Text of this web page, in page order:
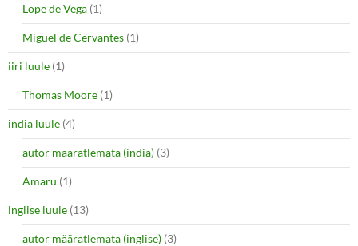
Lope de Vega (1)
Miguel de Cervantes (1)
iiri luule (1)
Thomas Moore (1)
india luule (4)
autor määratlemata (india) (3)
Amaru (1)
inglise luule (13)
autor määratlemata (inglise) (3)